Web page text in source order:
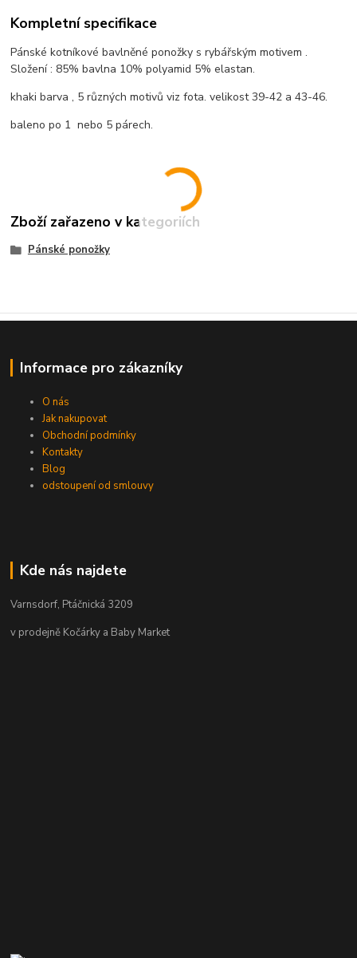
Kompletní specifikace
Pánské kotníkové bavlněné ponožky s rybářským motivem .
Složení : 85% bavlna 10% polyamid 5% elastan.
khaki barva , 5 různých motivů viz fota. velikost 39-42 a 43-46.
baleno po 1 nebo 5 párech.
Zboží zařazeno v kategoriích
Pánské ponožky
Informace pro zákazníky
O nás
Jak nakupovat
Obchodní podmínky
Kontakty
Blog
odstoupení od smlouvy
Kde nás najdete
Varnsdorf, Ptáčnická 3209
v prodejně Kočárky a Baby Market